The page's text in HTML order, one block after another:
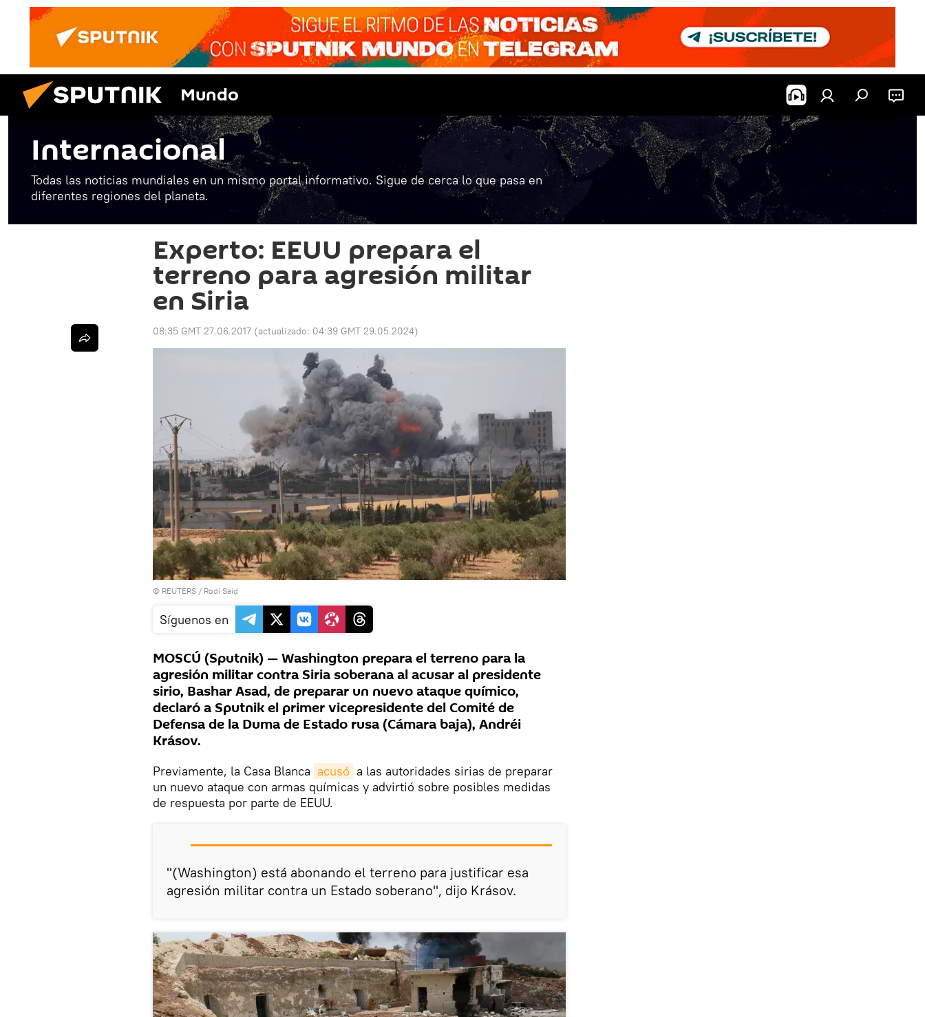
Mundo
Internacional
Todas las noticias mundiales en un mismo portal informativo. Sigue de cerca lo que pasa en
diferentes regiones del planeta.
Experto: EEUU prepara el
terreno para agresión militar
en Siria
08:35 GMT 27.06.2017 (actualizado: 04:39 GMT 29.05.2024)
© REUTERS / Rodi Said
Síguenos en
MOSCÚ (Sputnik) — Washington prepara el terreno para la
agresión militar contra Siria soberana al acusar al presidente
sirio, Bashar Asad, de preparar un nuevo ataque químico,
declaró a Sputnik el primer vicepresidente del Comité de
Defensa de la Duma de Estado rusa (Cámara baja), Andréi
Krásov.
Previamente, la Casa Blanca acusó a las autoridades sirias de preparar
un nuevo ataque con armas químicas y advirtió sobre posibles medidas
de respuesta por parte de EEUU.
"(Washington) está abonando el terreno para justificar esa
agresión militar contra un Estado soberano", dijo Krásov.